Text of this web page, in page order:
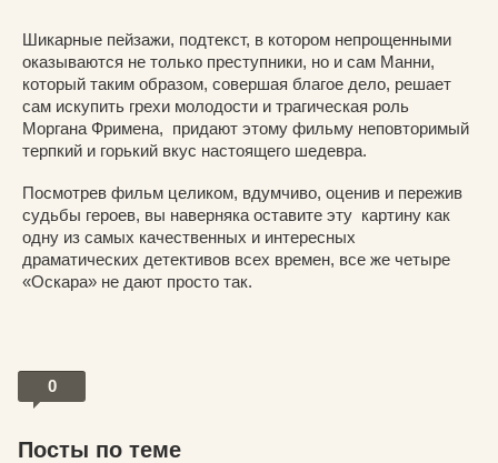
Шикарные пейзажи, подтекст, в котором непрощенными
оказываются не только преступники, но и сам Манни,
который таким образом, совершая благое дело, решает
сам искупить грехи молодости и трагическая роль
Моргана Фримена, придают этому фильму неповторимый
терпкий и горький вкус настоящего шедевра.
Посмотрев фильм целиком, вдумчиво, оценив и пережив
судьбы героев, вы наверняка оставите эту картину как
одну из самых качественных и интересных
драматических детективов всех времен, все же четыре
«Оскара» не дают просто так.
0
Посты по теме